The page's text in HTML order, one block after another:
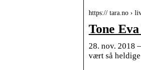
https:// tara.no ›
Tone
28. nov. 2018
vært så